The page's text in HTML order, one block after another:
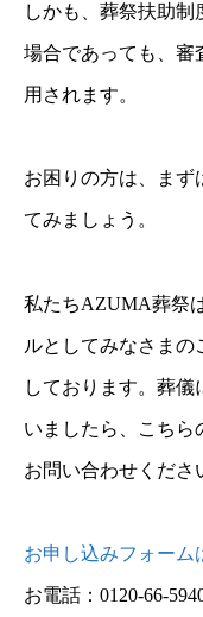
しかも、葬祭扶助
場合であっても、審
用されます。
お困りの方は、まず
てみましょう。
私たちAZUMA葬祭
ルとしてみなさまの
しております。葬
いましたら、こちら
お問い合わせくださ
お申し込みフォーム
お電話：0120-66-